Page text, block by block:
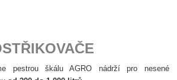
pestrou škálu AGRO nádrží pro nesené